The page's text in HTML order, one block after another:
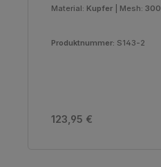
Material: Kupfer Mesh: 300
Produktnummer: S143-2
Regulärer Preis:
123,95 €